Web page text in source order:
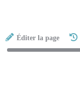
Éditer la page